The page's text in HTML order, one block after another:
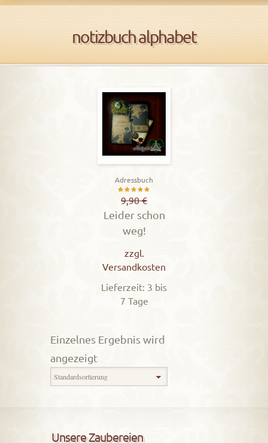
notizbuch alphabet
Adressbuch
Bewertet
mit
5.00
9,90€
Leider schon
weg!
zzgl.
Versandkosten
Lieferzeit: 3 bis
7 Tage
Einzelnes Ergebnis wird
angezeigt
Unsere Zaubereien